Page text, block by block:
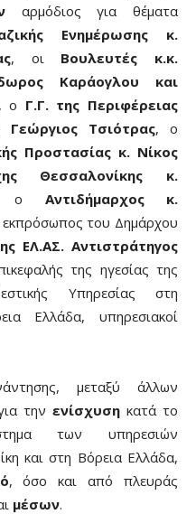
αρμόδιος για θέματα
Ενημέρωσης κ.
, οι Βουλευτές κ.κ.
Καράογλου και
ο Γ.Γ. της Περιφέρειας
Γεώργιος Τσιότρας, o
Προστασίας κ. Νίκος
Θεσσαλονίκης κ.
ο Αντιδήμαρχος κ.
του Δημάρχου
ΕΛ.ΑΣ. Αντιστράτηγος
της ηγεσίας της
Υπηρεσίας στη
Ελλάδα, υπηρεσιακοί
μεταξύ άλλων
την ενίσχυση κατά το
των υπηρεσιών
και στη Βόρεια Ελλάδα,
, όσο και από πλευράς
μέσων.